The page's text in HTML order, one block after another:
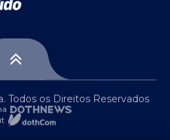
Todos os Direitos Reservados